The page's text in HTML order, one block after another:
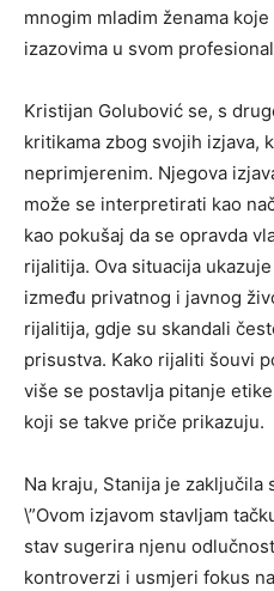
mnogim mladim ženama
izazovima u svom
Kristijan Golubović se, s
kritikama zbog svojih izjava,
neprimjerenim. Njegova
može se interpretirati kao
kao pokušaj da se opravda
rijalitija. Ova situacija
između privatnog i javnog
rijalitija, gdje su skandali
prisustva. Kako rijaliti šouvi
više se postavlja pitanje
koji se takve priče prikazuju.
Na kraju, Stanija je zaključila
\”Ovom izjavom stavljam
stav sugerira njenu
kontroverzi i usmjeri fokus